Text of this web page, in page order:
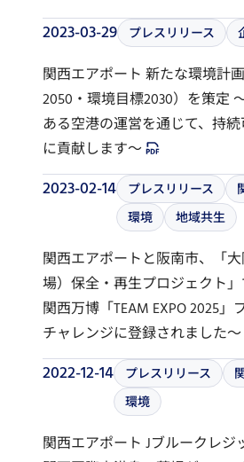
2023-03-29 プレスリリース
関西エアポート 新たな環境計
2050・環境目標2030）を策定
ある空港の運営を通じて、持
に貢献します～
2023-02-14 プレスリリース
環境
地域共生
関西エアポートと阪南市、「
場）保全・再生プロジェクト」
関西万博「TEAM EXPO 2025
チャレンジに登録されました～
2022-12-14 プレスリリース
環境
関西エアポート Jブルークレジ